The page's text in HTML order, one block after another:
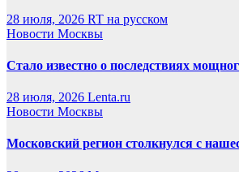
28 июля, 2026 RT на русском
Новости Москвы
Стало известно о последствиях
28 июля, 2026 Lenta.ru
Новости Москвы
Московский регион столкнулся с